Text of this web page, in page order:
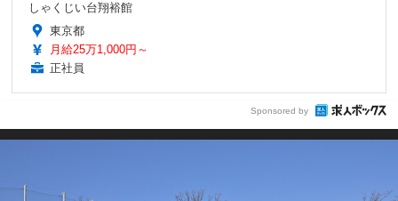
しゃくじい台翔裕館
東京都
月給25万1,000円～
正社員
Sponsored by